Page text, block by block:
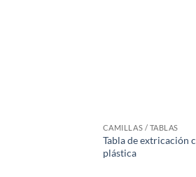
CAMILLAS / TABLAS
Tabla de extricación
plástica